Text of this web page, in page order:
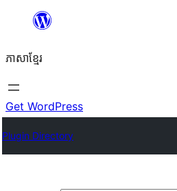
content
ភាសា​ខ្មែរ
Get WordPress
Plugin Directory